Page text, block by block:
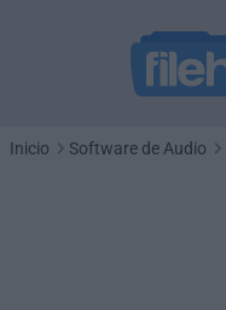
Inicio Software de Audio